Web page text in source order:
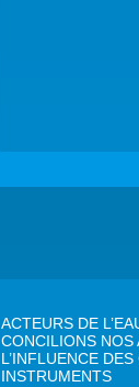
ACTEURS DE
CONCILIONS NOS
L’INFLUENCE
INSTRUMENTS